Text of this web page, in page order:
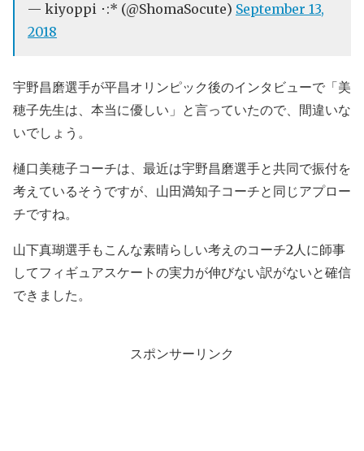
— kiyoppi ･:* (@ShomaSocute) September 13,
2018
宇野昌磨選手が平昌オリンピック後のインタビューで「美
穂子先生は、本当に優しい」と言っていたので、間違いな
いでしょう。
樋口美穂子コーチは、最近は宇野昌磨選手と共同で振付を
考えているそうですが、山田満知子コーチと同じアプロー
チですね。
山下真瑚選手もこんな素晴らしい考えのコーチ2人に師事
してフィギュアスケートの実力が伸びない訳がないと確信
できました。
スポンサーリンク